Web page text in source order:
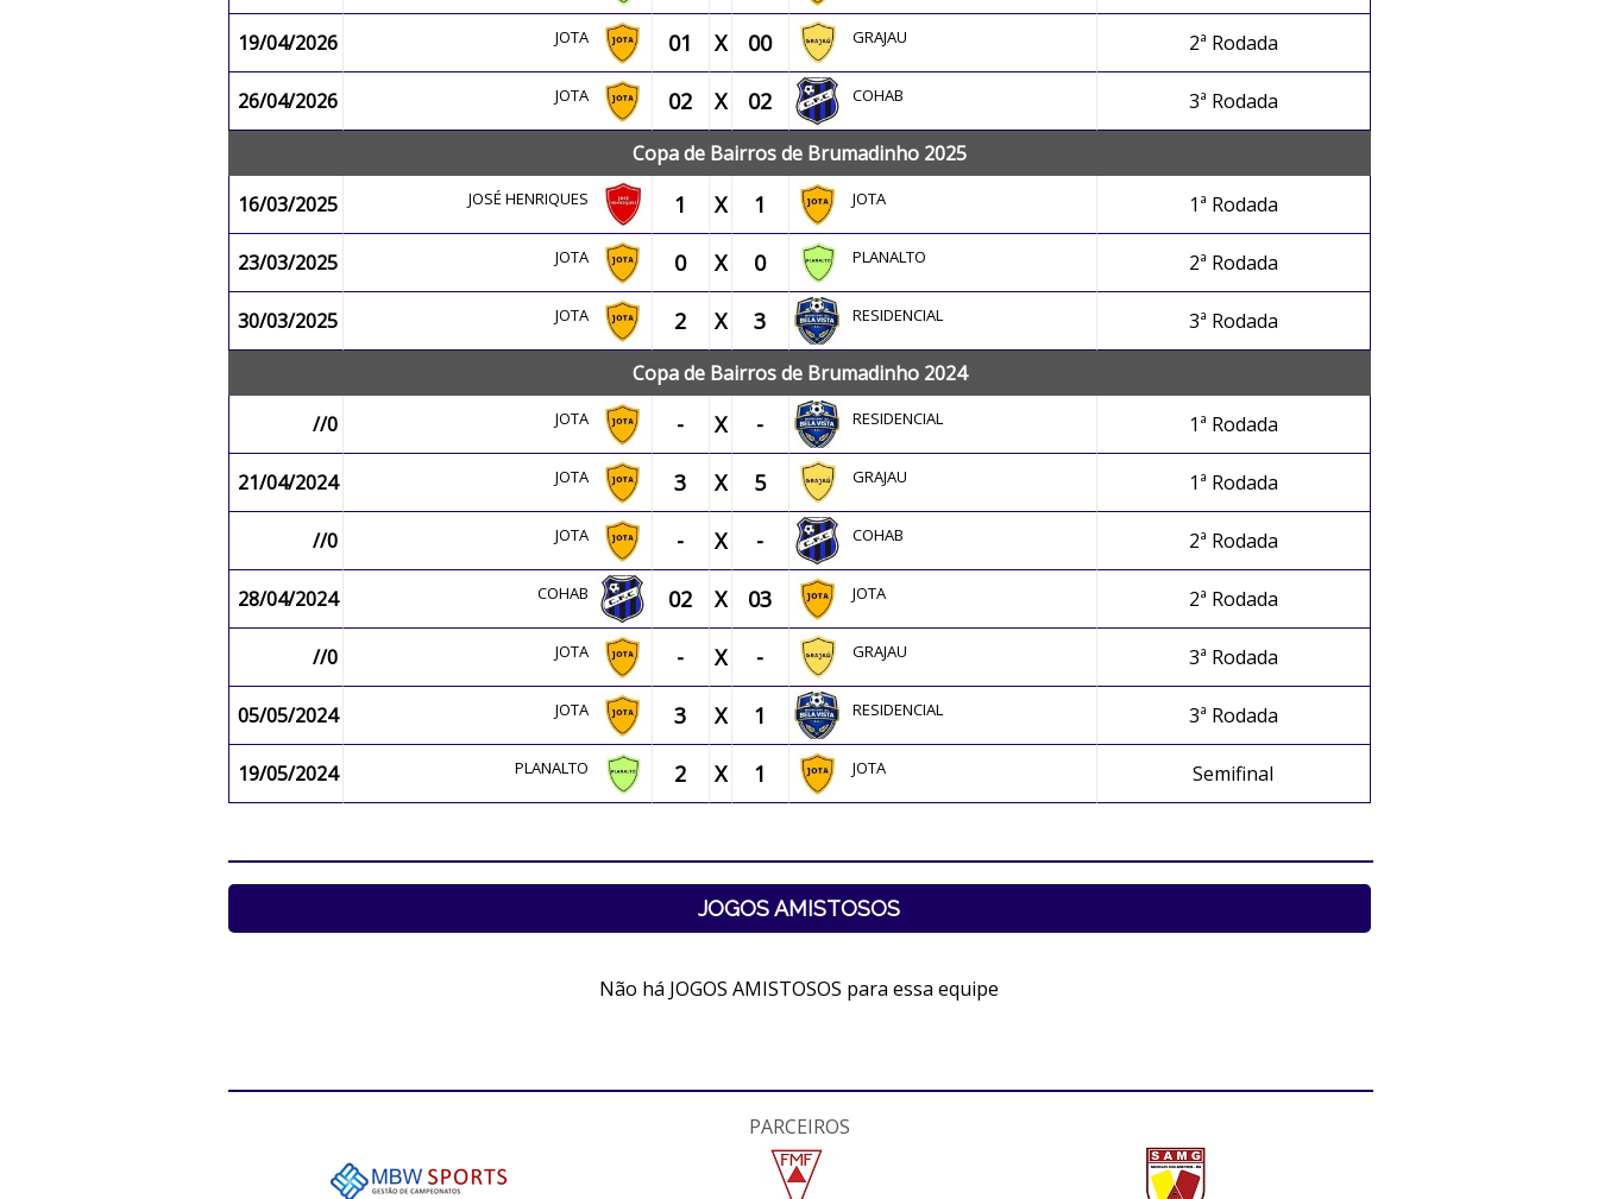
19/04/2026 JOTA 01 X 00 GRAJAU 2ª Rodada
26/04/2026 JOTA 02 X 02 COHAB
3ª Rodada
Copa de Bairros de Brumadinho 2025
16/03/2025
JOSÉ HENRIQUES 1 X 1 JOTA 1ª Rodada
23/03/2025 JOTA 0 X 0 PLANALTO 2ª Rodada
30/03/2025 JOTA 2 X 3 RESIDENCIAL
3ª Rodada
Copa de Bairros de Brumadinho 2024
//0
JOTA - X - RESIDENCIAL 1ª Rodada
21/04/2024 JOTA 3 X 5 GRAJAU 1ª Rodada
//0 JOTA - X - COHAB 2ª Rodada
28/04/2024 COHAB 02 X 03 JOTA 2ª Rodada
//0 JOTA - X - GRAJAU 3ª Rodada
05/05/2024 JOTA 3 X 1 RESIDENCIAL 3ª Rodada
19/05/2024 PLANALTO 2 X 1 JOTA Semifinal
JOGOS AMISTOSOS
Não há JOGOS AMISTOSOS para essa equipe
PARCEIROS